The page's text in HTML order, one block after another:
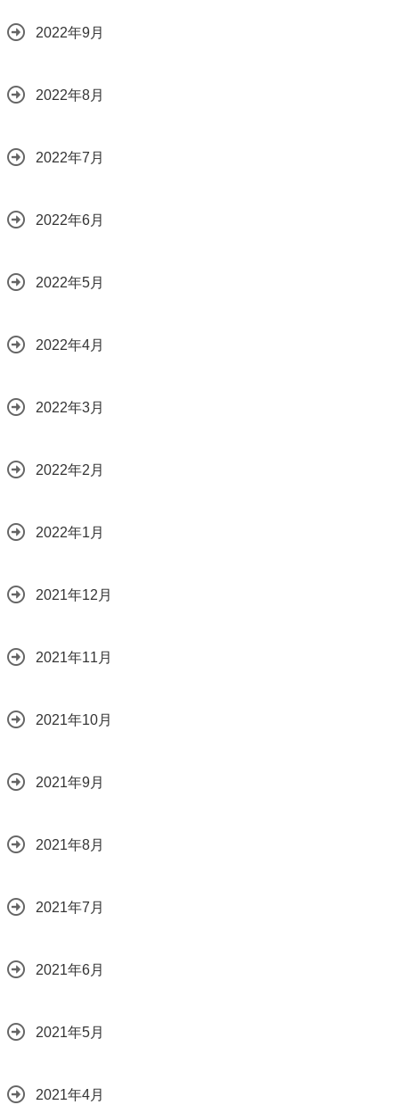
2022年9月
2022年8月
2022年7月
2022年6月
2022年5月
2022年4月
2022年3月
2022年2月
2022年1月
2021年12月
2021年11月
2021年10月
2021年9月
2021年8月
2021年7月
2021年6月
2021年5月
2021年4月